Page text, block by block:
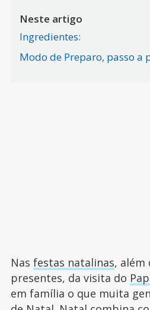
Neste artigo
Ingredientes:
Modo de Preparo, passo a
Nas festas natalinas, além
presentes, da visita do
em família o que muita